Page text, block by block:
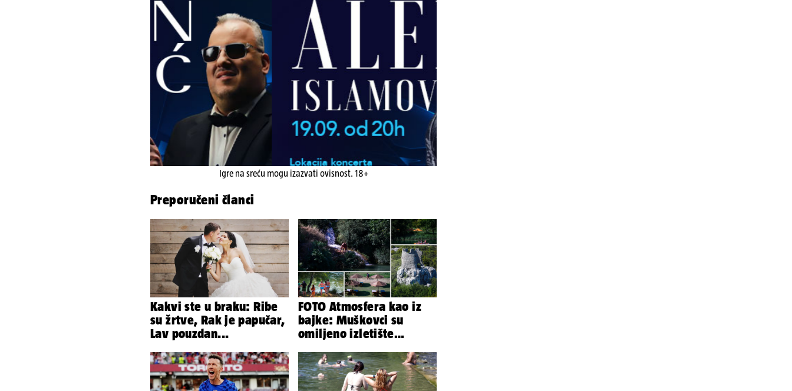
Igre na sreću mogu izazvati ovisnost. 18+
Preporučeni članci
Kakvi ste u braku: Ribe
su žrtve, Rak je papučar,
Lav pouzdan...
FOTO Atmosfera kao iz
bajke: Muškovci su
omiljeno izletište
zašto